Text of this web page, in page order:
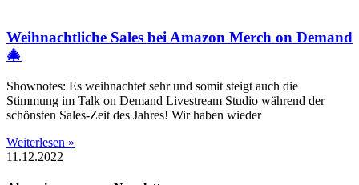
Weihnachtliche Sales bei Amazon Merch on Demand
🎄
Shownotes: Es weihnachtet sehr und somit steigt auch die
Stimmung im Talk on Demand Livestream Studio während der
schönsten Sales-Zeit des Jahres! Wir haben wieder
Weiterlesen »
11.12.2022